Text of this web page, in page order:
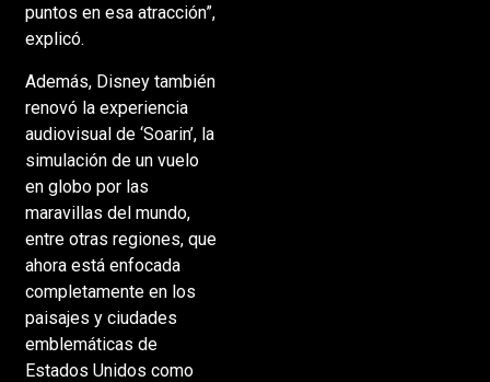
puntos en esa atracción”,
explicó.
Además, Disney también
renovó la experiencia
audiovisual de ‘Soarin’, la
simulación de un vuelo
en globo por las
maravillas del mundo,
entre otras regiones, que
ahora está enfocada
completamente en los
paisajes y ciudades
emblemáticas de
Estados Unidos como